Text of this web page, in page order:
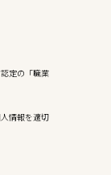
定の「職業
情報を適切